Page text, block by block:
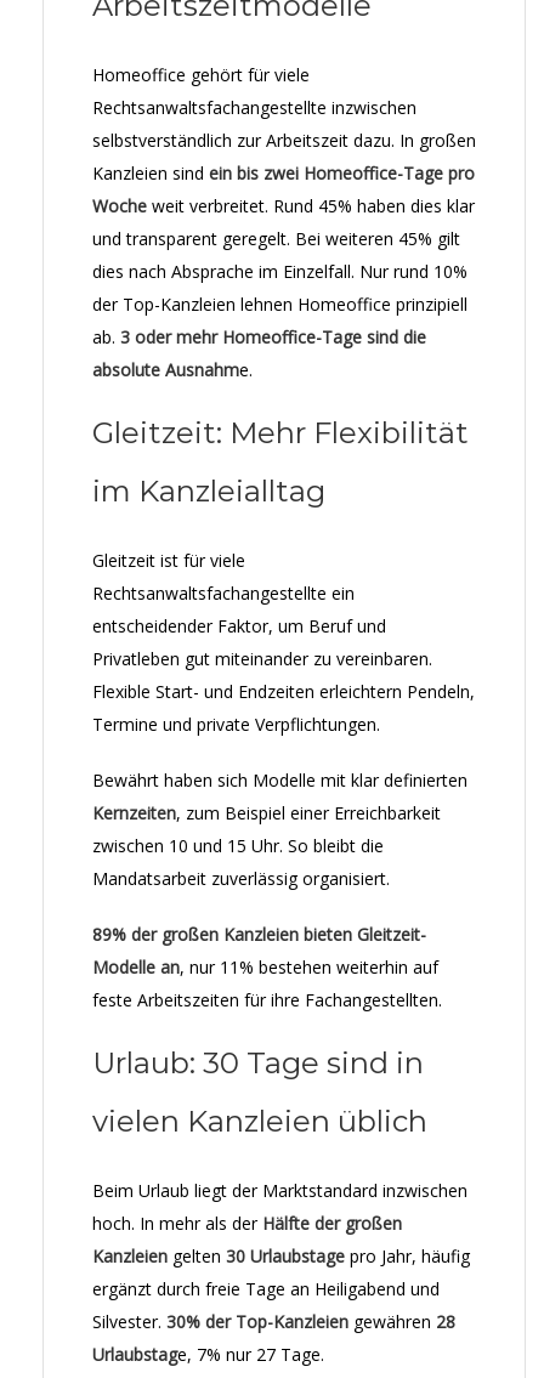
Homeoffice gehört für viele
Rechtsanwaltsfachangestellte inzwischen
selbstverständlich zur Arbeitszeit dazu. In großen
Kanzleien sind ein bis zwei Homeoffice-Tage pro
Woche weit verbreitet. Rund 45% haben dies klar
und transparent geregelt. Bei weiteren 45% gilt
dies nach Absprache im Einzelfall. Nur rund 10%
der Top-Kanzleien lehnen Homeoffice prinzipiell
ab. 3 oder mehr Homeoffice-Tage sind die
absolute Ausnahme.
Gleitzeit: Mehr Flexibilität
im Kanzleialltag
Gleitzeit ist für viele
Rechtsanwaltsfachangestellte ein
entscheidender Faktor, um Beruf und
Privatleben gut miteinander zu vereinbaren.
Flexible Start- und Endzeiten erleichtern Pendeln,
Termine und private Verpflichtungen.
Bewährt haben sich Modelle mit klar definierten
Kernzeiten, zum Beispiel einer Erreichbarkeit
zwischen 10 und 15 Uhr. So bleibt die
Mandatsarbeit zuverlässig organisiert.
89% der großen Kanzleien bieten Gleitzeit-
Modelle an, nur 11% bestehen weiterhin auf
feste Arbeitszeiten für ihre Fachangestellten.
Urlaub: 30 Tage sind in
vielen Kanzleien üblich
Beim Urlaub liegt der Marktstandard inzwischen
hoch. In mehr als der Hälfte der großen
Kanzleien gelten 30 Urlaubstage pro Jahr, häufig
ergänzt durch freie Tage an Heiligabend und
Silvester. 30% der Top-Kanzleien gewähren 28
Urlaubstage, 7% nur 27 Tage.